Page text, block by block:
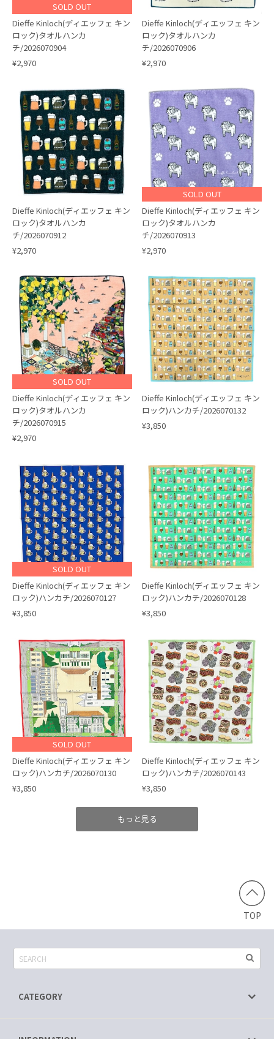
SOLD OUT
Dieffe Kinloch(ディエッフェ キン
ロック)タオルハンカ
チ/2026070904
¥2,970
Dieffe Kinloch(ディエッフェ キン
ロック)タオルハンカ
チ/2026070906
¥2,970
Dieffe Kinloch(ディエッフェ キン
ロック)タオルハンカ
チ/2026070912
¥2,970
SOLD OUT
Dieffe Kinloch(ディエッフェ キン
ロック)タオルハンカ
チ/2026070913
¥2,970
SOLD OUT
Dieffe Kinloch(ディエッフェ キン
ロック)タオルハンカ
チ/2026070915
¥2,970
Dieffe Kinloch(ディエッフェ キン
ロック)ハンカチ/2026070132
¥3,850
SOLD OUT
Dieffe Kinloch(ディエッフェ キン
ロック)ハンカチ/2026070127
¥3,850
Dieffe Kinloch(ディエッフェ キン
ロック)ハンカチ/2026070128
¥3,850
SOLD OUT
Dieffe Kinloch(ディエッフェ キン
ロック)ハンカチ/2026070130
¥3,850
Dieffe Kinloch(ディエッフェ キン
ロック)ハンカチ/2026070143
¥3,850
もっと見る
TOP
CATEGORY